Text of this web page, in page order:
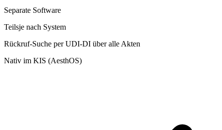
Separate Software
Teilsje nach System
Rückruf-Suche per UDI-DI über alle Akten
Nativ im KIS (AesthOS)